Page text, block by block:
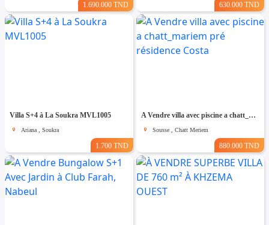
1.690.000 TND 630.000 TND
Villa S+4 à La Soukra MVL1005
Ariana , Soukra
1.700 TND
A Vendre villa avec piscine a chatt_mariem pré résidence Costa
Sousse , Chatt Meriem
880.000 TND